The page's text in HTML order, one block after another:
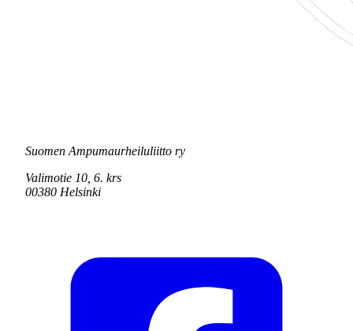
Suomen Ampumaurheiluliitto ry
Valimotie 10, 6. krs
00380 Helsinki